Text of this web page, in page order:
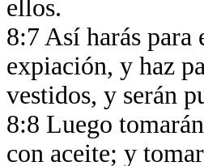
ellos.
8:7 Así harás
expiación, y haz
vestidos, y serán
8:8 Luego
con aceite; y